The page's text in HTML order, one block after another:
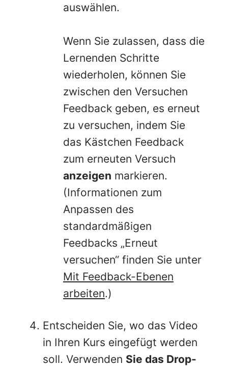
auswählen.
Wenn Sie zulassen, dass die
Lernenden Schritte
wiederholen, können Sie
zwischen den Versuchen
Feedback geben, es erneut
zu versuchen, indem Sie
das Kästchen Feedback
zum erneuten Versuch
anzeigen markieren.
(Informationen zum
Anpassen des
standardmäßigen
Feedbacks „Erneut
versuchen“ finden Sie unter
Mit Feedback-Ebenen
arbeiten.)
Entscheiden Sie, wo das Video
in Ihren Kurs eingefügt werden
soll. Verwenden Sie das Drop-